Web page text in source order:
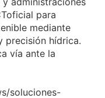
para
mediante
precisión hídrica.
vía ante la
soluciones-